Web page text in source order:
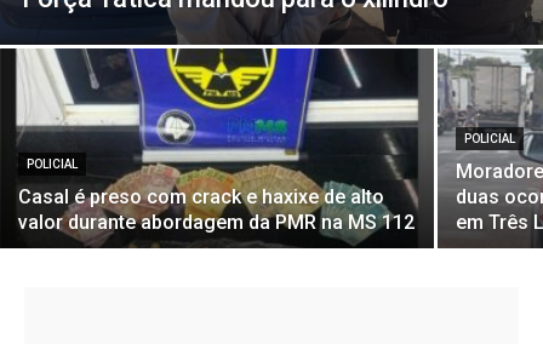
POLICIAL
Casal é preso com crack e haxixe de alto
valor durante abordagem da PMR na MS 112
POLICIAL
duas
em Três